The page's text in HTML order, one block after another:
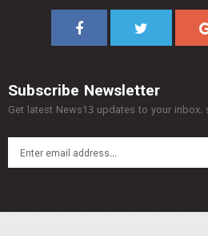
Subscribe Newsletter
Get latest News13 updates to your inbox.